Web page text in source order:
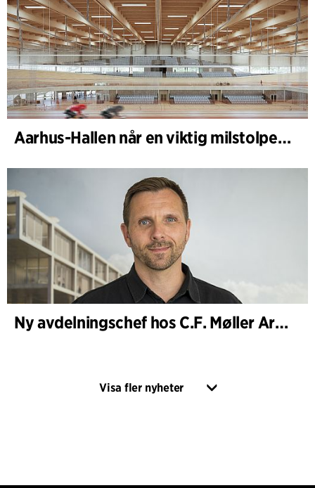
Aarhus-Hallen når en viktig milstolpe i den pågående skissprocessen
Ny avdelningschef hos C.F. Møller Architects i Köpenhamn
Visa fler nyheter